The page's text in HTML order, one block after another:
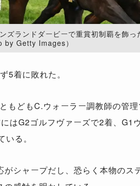
ズランドダービーで重賞初制覇を飾っ
by Getty Images）
5着に敗れた。
もどもC.ウォーラー調教師の管
はG2ゴルフヴァーズで2着、G1
る。
シャープだし、恐らく本物のス